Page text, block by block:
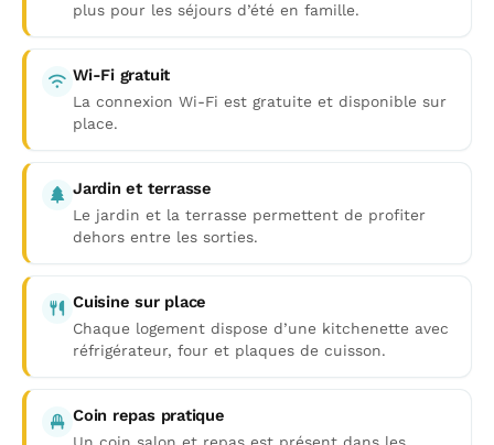
plus pour les séjours d’été en famille.
Wi-Fi gratuit
La connexion Wi-Fi est gratuite et disponible sur
place.
Jardin et terrasse
Le jardin et la terrasse permettent de profiter
dehors entre les sorties.
Cuisine sur place
Chaque logement dispose d’une kitchenette avec
réfrigérateur, four et plaques de cuisson.
Coin repas pratique